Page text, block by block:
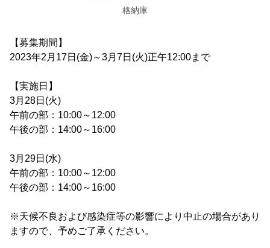
格納庫
【募集期間】
2023年2月17日(金)～3月7日(火)正午12:00まで
【実施日】
3月28日(火)
午前の部：10:00～12:00
午後の部：14:00～16:00
3月29日(水)
午前の部：10:00～12:00
午後の部：14:00～16:00
※天候不良および感染症等の影響により中止の場合があり
ますので、予めご了承ください。